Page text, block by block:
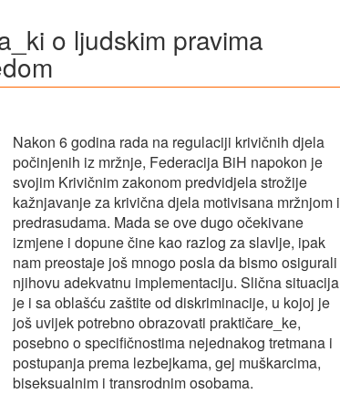
o ljudskim pravima
Nakon 6 godina rada na regulaciji krivičnih djela
počinjenih iz mržnje, Federacija BiH napokon je
svojim Krivičnim zakonom predvidjela strožije
kažnjavanje za krivična djela motivisana mržnjom i
predrasudama. Mada se ove dugo očekivane
izmjene i dopune čine kao razlog za slavlje, ipak
nam preostaje još mnogo posla da bismo osigurali
njihovu adekvatnu implementaciju. Slična situacija
je i sa oblašću zaštite od diskriminacije, u kojoj je
još uvijek potrebno obrazovati praktičare_ke,
posebno o specifičnostima nejednakog tretmana i
postupanja prema lezbejkama, gej muškarcima,
biseksualnim i transrodnim osobama.